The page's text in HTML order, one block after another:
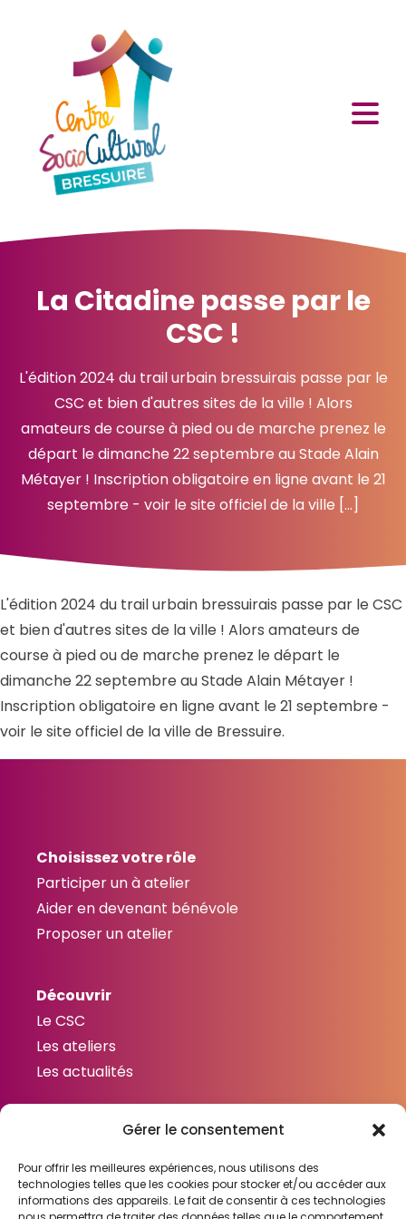
Gérer le consentement
Pour offrir les meilleures expériences, nous utilisons des
technologies telles que les cookies pour stocker et/ou accéder aux
informations des appareils. Le fait de consentir à ces technologies
La Citadine passe par le
CSC !
L'édition 2024 du trail urbain bressuirais passe par le
CSC et bien d'autres sites de la ville ! Alors
amateurs de course à pied ou de marche prenez le
départ le dimanche 22 septembre au Stade Alain
Métayer ! Inscription obligatoire en ligne avant le 21
septembre - voir le site officiel de la ville […]
L'édition 2024 du trail urbain bressuirais passe par le CSC
et bien d'autres sites de la ville ! Alors amateurs de
course à pied ou de marche prenez le départ le
dimanche 22 septembre au Stade Alain Métayer !
Inscription obligatoire en ligne avant le 21 septembre -
voir le site officiel de la ville de Bressuire.
Choisissez votre rôle
Participer un à atelier
Aider en devenant bénévole
Proposer un atelier
Découvrir
Le CSC
Les ateliers
Les actualités
Contactez-nous
Contact